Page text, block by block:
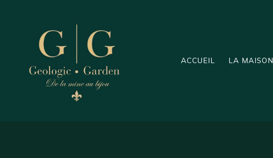
ACCUEIL LA MAISON